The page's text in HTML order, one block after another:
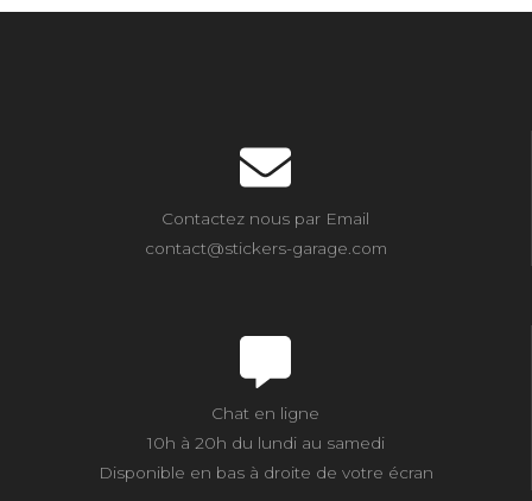
Contactez nous par Email
contact@stickers-garage.com
Chat en ligne
10h à 20h du lundi au samedi
Disponible en bas à droite de votre écran